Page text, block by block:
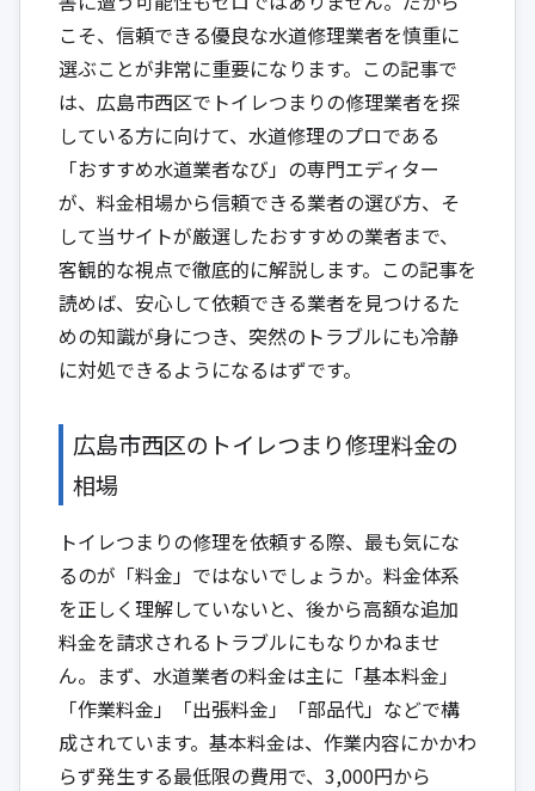
こそ、信頼できる優良な水道修理業者を慎重に
選ぶことが非常に重要になります。この記事で
は、広島市西区でトイレつまりの修理業者を探
している方に向けて、水道修理のプロである
「おすすめ水道業者なび」の専門エディター
が、料金相場から信頼できる業者の選び方、そ
して当サイトが厳選したおすすめの業者まで、
客観的な視点で徹底的に解説します。この記事を
読めば、安心して依頼できる業者を見つけるた
めの知識が身につき、突然のトラブルにも冷静
に対処できるようになるはずです。
広島市西区のトイレつまり修理料金の
相場
トイレつまりの修理を依頼する際、最も気にな
るのが「料金」ではないでしょうか。料金体系
を正しく理解していないと、後から高額な追加
料金を請求されるトラブルにもなりかねませ
ん。まず、水道業者の料金は主に「基本料金」
「作業料金」「出張料金」「部品代」などで構
成されています。基本料金は、作業内容にかかわ
らず発生する最低限の費用で、3,000円から